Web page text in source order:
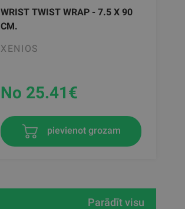
WRIST TWIST WRAP - 7.5 X 90
CM.
XENIOS
No 25.41€
pievienot grozam
Parādīt visu